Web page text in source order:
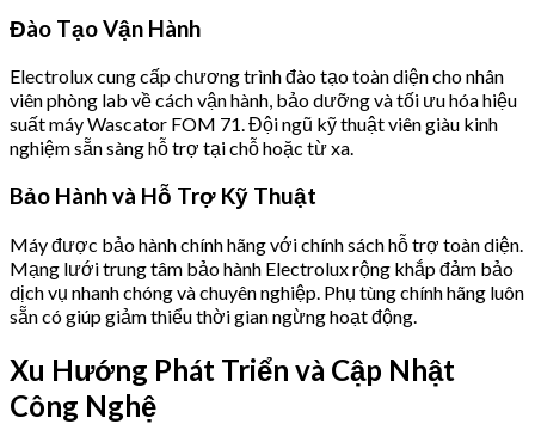
Đào Tạo Vận Hành
Electrolux cung cấp chương trình đào tạo toàn diện cho nhân
viên phòng lab về cách vận hành, bảo dưỡng và tối ưu hóa hiệu
suất máy Wascator FOM 71. Đội ngũ kỹ thuật viên giàu kinh
nghiệm sẵn sàng hỗ trợ tại chỗ hoặc từ xa.
Bảo Hành và Hỗ Trợ Kỹ Thuật
Máy được bảo hành chính hãng với chính sách hỗ trợ toàn diện.
Mạng lưới trung tâm bảo hành Electrolux rộng khắp đảm bảo
dịch vụ nhanh chóng và chuyên nghiệp. Phụ tùng chính hãng luôn
sẵn có giúp giảm thiểu thời gian ngừng hoạt động.
Xu Hướng Phát Triển và Cập Nhật
Công Nghệ